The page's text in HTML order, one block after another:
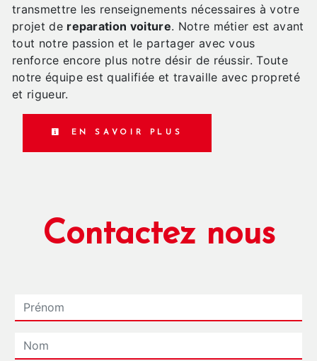
transmettre les renseignements nécessaires à votre
projet de reparation voiture. Notre métier est avant
tout notre passion et le partager avec vous
renforce encore plus notre désir de réussir. Toute
notre équipe est qualifiée et travaille avec propreté
et rigueur.
EN SAVOIR PLUS
Contactez nous